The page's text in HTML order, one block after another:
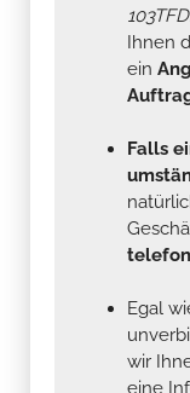
Ihnen
ein
Falls
Egal
wir
eine